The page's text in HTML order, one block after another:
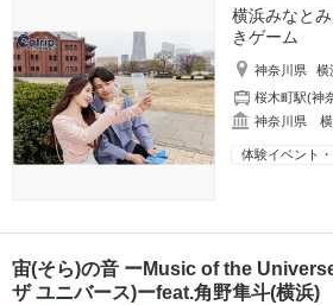
横浜みなと
きゲーム
神奈川県
横
桜木町駅(神
神奈川県 横
体験イベント
宙(そら)の音 ーMusic of the
ザ ユニバース)ーfeat.角野隼斗(横浜)